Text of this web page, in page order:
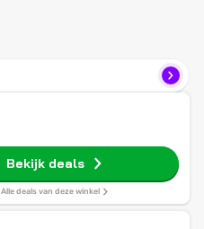
Bekijk deals
Alle deals van deze winkel